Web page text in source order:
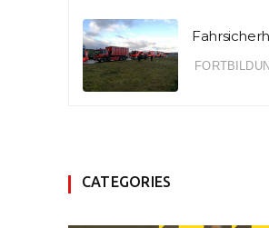
Katastrophenschutzü
bung “Heißer
Norden”
CATEGORIES